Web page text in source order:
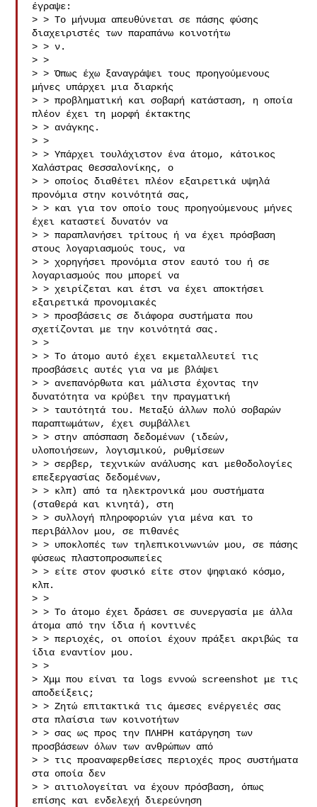
έγραψε:
> > Το μήνυμα απευθύνεται σε πάσης φύσης
διαχειριστές των παραπάνω κοινοτήτω
> > ν.
> >
> > Όπως έχω ξαναγράψει τους προηγούμενους
μήνες υπάρχει μια διαρκής
> > προβληματική και σοβαρή κατάσταση, η οποία
πλέον έχει τη μορφή έκτακτης
> > ανάγκης.
> >
> > Υπάρχει τουλάχιστον ένα άτομο, κάτοικος
Χαλάστρας Θεσσαλονίκης, ο
> > οποίος διαθέτει πλέον εξαιρετικά υψηλά
προνόμια στην κοινότητά σας,
> > και για τον οποίο τους προηγούμενους μήνες
έχει καταστεί δυνατόν να
> > παραπλανήσει τρίτους ή να έχει πρόσβαση
στους λογαριασμούς τους, να
> > χορηγήσει προνόμια στον εαυτό του ή σε
λογαριασμούς που μπορεί να
> > χειρίζεται και έτσι να έχει αποκτήσει
εξαιρετικά προνομιακές
> > προσβάσεις σε διάφορα συστήματα που
σχετίζονται με την κοινότητά σας.
> >
> > Το άτομο αυτό έχει εκμεταλλευτεί τις
προσβάσεις αυτές για να με βλάψει
> > ανεπανόρθωτα και μάλιστα έχοντας την
δυνατότητα να κρύβει την πραγματική
> > ταυτότητά του. Μεταξύ άλλων πολύ σοβαρών
παραπτωμάτων, έχει συμβάλλει
> > στην απόσπαση δεδομένων (ιδεών,
υλοποιήσεων, λογισμικού, ρυθμίσεων
> > σερβερ, τεχνικών ανάλυσης και μεθοδολογίες
επεξεργασίας δεδομένων,
> > κλπ) από τα ηλεκτρονικά μου συστήματα
(σταθερά και κινητά), στη
> > συλλογή πληροφοριών για μένα και το
περιβάλλον μου, σε πιθανές
> > υποκλοπές των τηλεπικοινωνιών μου, σε πάσης
φύσεως πλαστοπροσωπείες
> > είτε στον φυσικό είτε στον ψηφιακό κόσμο,
κλπ.
> >
> > Το άτομο έχει δράσει σε συνεργασία με άλλα
άτομα από την ίδια ή κοντινές
> > περιοχές, οι οποίοι έχουν πράξει ακριβώς τα
ίδια εναντίον μου.
> >
> Χμμ που είναι τα logs εννοώ screenshot με τις
αποδείξεις;
> > Ζητώ επιτακτικά τις άμεσες ενέργειές σας
στα πλαίσια των κοινοτήτων
> > σας ως προς την ΠΛΗΡΗ κατάργηση των
προσβάσεων όλων των ανθρώπων από
> > τις προαναφερθείσες περιοχές προς συστήματα
στα οποία δεν
> > αιτιολογείται να έχουν πρόσβαση, όπως
επίσης και ενδελεχή διερεύνηση